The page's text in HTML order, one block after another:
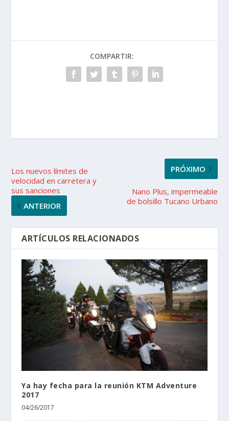
COMPARTIR:
Los nuevos límites de
velocidad en carretera y
sus sanciones
ANTERIOR
PRÓXIMO
Nano Plus, impermeable
de bolsillo Tucano Urbano
ARTÍCULOS RELACIONADOS
Ya hay fecha para la reunión KTM Adventure
2017
04/26/2017